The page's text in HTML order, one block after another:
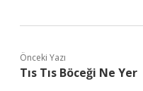
Önceki Yazı
Tıs Tıs Böceği Ne Yer